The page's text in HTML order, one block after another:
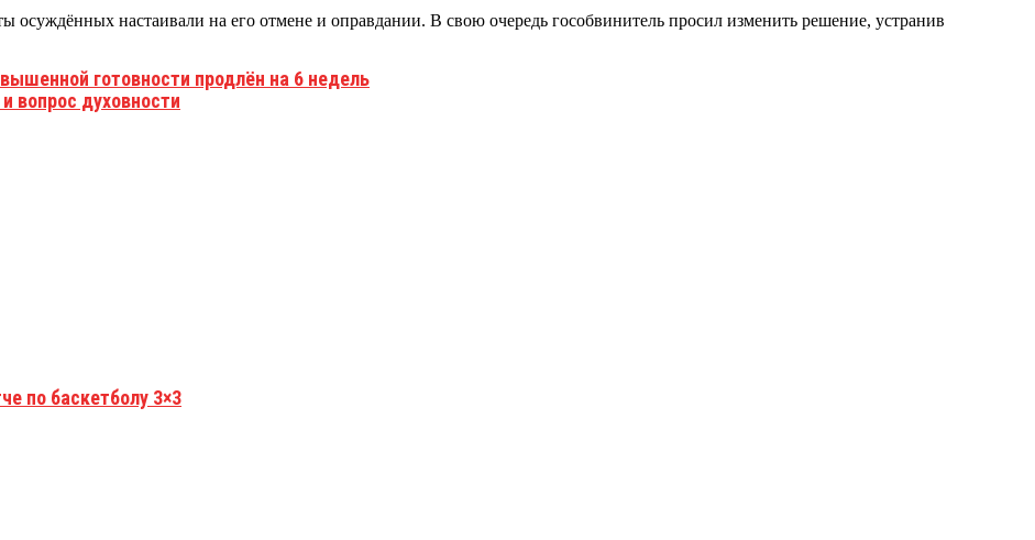
осуждённых настаивали на его отмене и оправдании. В свою очередь гособвинитель просил изменить решение, устранив
готовности продлён на 6 недель
вопрос духовности
по баскетболу 3×3